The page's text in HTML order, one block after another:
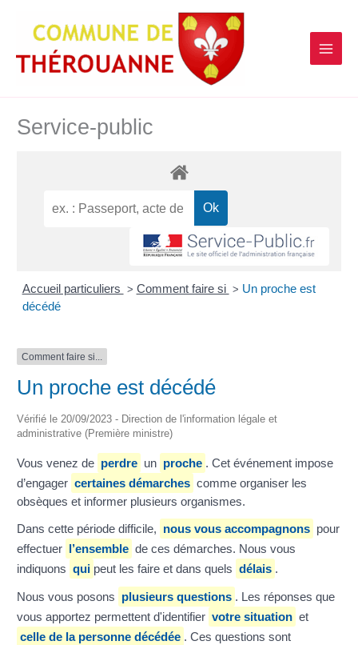
contenu
Service-public
Accueil particuliers > Comment faire si > Un proche est
décédé
Comment faire si...
Un proche est décédé
Vérifié le 20/09/2023 - Direction de l'information légale et
administrative (Première ministre)
Vous venez de perdre un proche . Cet événement impose
d’engager certaines démarches comme organiser les
obsèques et informer plusieurs organismes.
Dans cette période difficile, nous vous accompagnons pour
effectuer l’ensemble de ces démarches. Nous vous
indiquons qui peut les faire et dans quels délais .
Nous vous posons plusieurs questions . Les réponses que
vous apportez permettent d'identifier votre situation et
celle de la personne décédée . Ces questions sont